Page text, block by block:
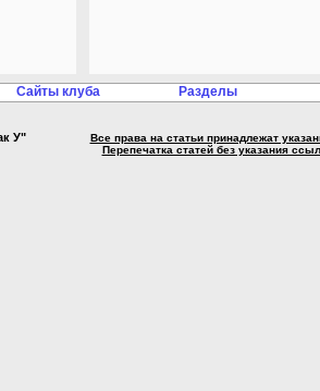
Сайты клуба Разделы
У"
Все права на статьи принадлежат
Перепечатка статей без указания